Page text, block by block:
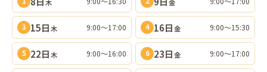
木 金
3 15日木 9:00〜17:00 4 16日金 9:00〜15:30
5 22日木 9:00〜16:00 6 23日金 9:00〜17:00